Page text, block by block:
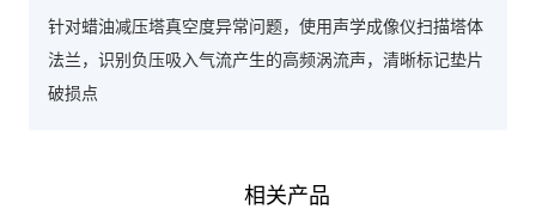
针对蜡油减压塔真空度异常问题，使用声学成像仪扫描塔体
法兰，识别负压吸入气流产生的高频涡流声，清晰标记垫片
破损点
相关产品